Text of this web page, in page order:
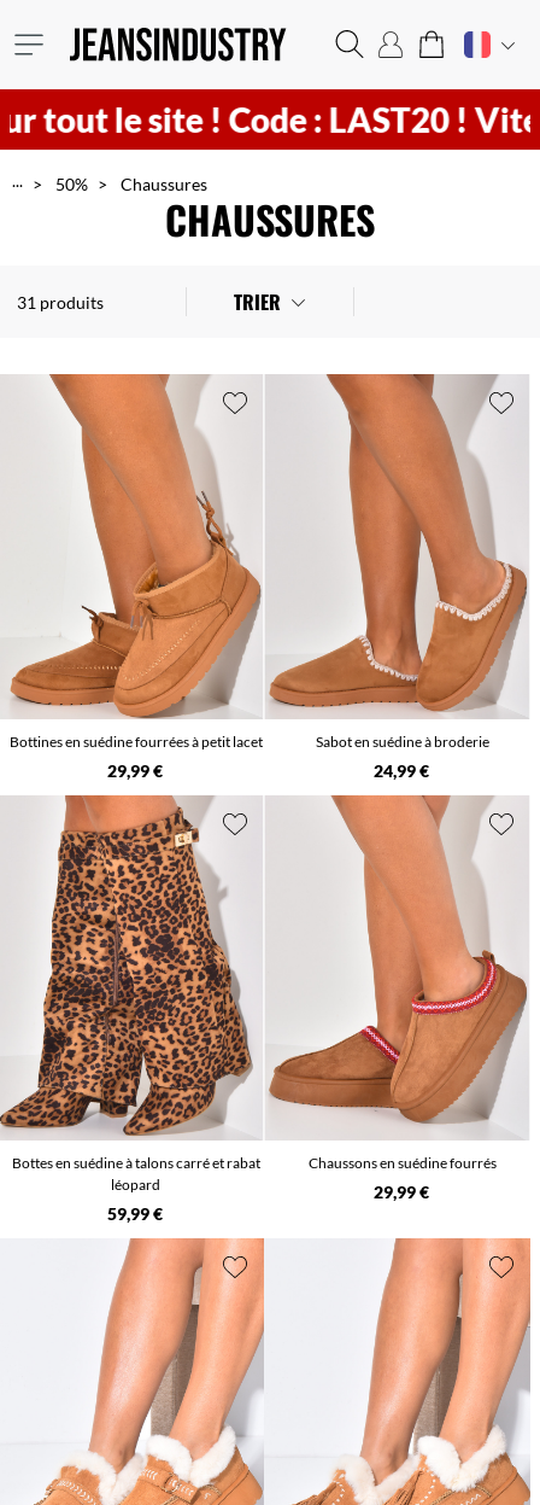
!Code : LAST20 ! Vite16h13 min
... 50% Chaussures
CHAUSSURES
31 produits TRIER
Bottines en suédine fourrées à petit lacet
29,99 €
Sabot en suédine à broderie
24,99 €
Bottes en suédine à talons carré et rabat
léopard
59,99 €
Chaussons en suédine fourrés
29,99 €